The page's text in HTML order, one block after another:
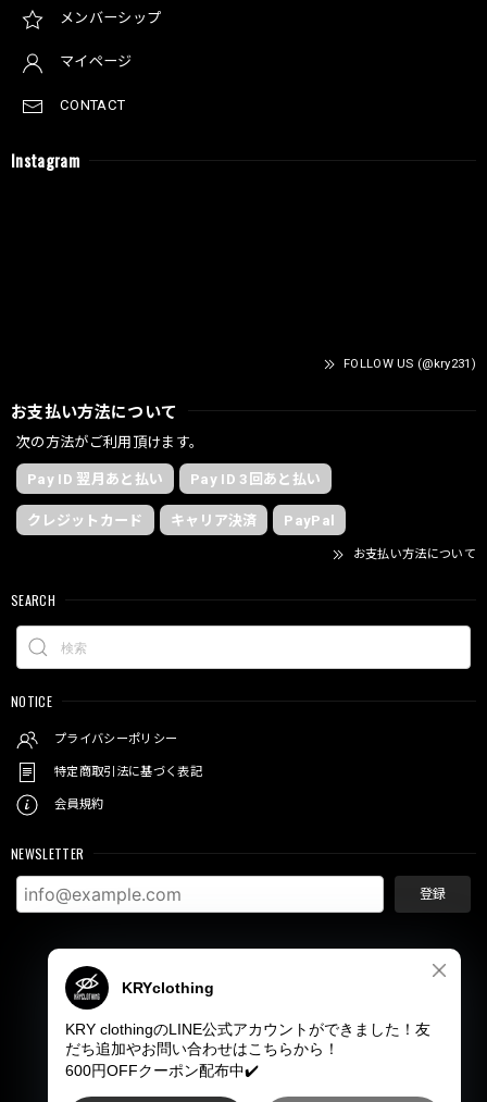
メンバーシップ
マイページ
CONTACT
Instagram
FOLLOW US (@kry231)
お支払い方法について
次の方法がご利用頂けます。
Pay ID 翌月あと払い Pay ID 3回あと払い
クレジットカード キャリア決済 PayPal
お支払い方法について
SEARCH
NOTICE
プライバシーポリシー
特定商取引法に基づく表記
会員規約
NEWSLETTER
登録
© KRY clothing